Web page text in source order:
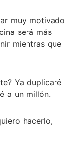
muy motivado
será más
mientras que
Ya duplicaré
a un millón.
hacerlo,